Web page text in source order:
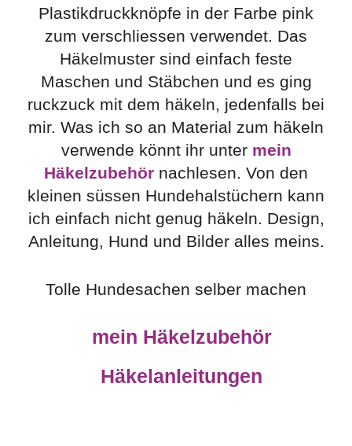
Plastikdruckknöpfe in der Farbe pink
zum verschliessen verwendet. Das
Häkelmuster sind einfach feste
Maschen und Stäbchen und es ging
ruckzuck mit dem häkeln, jedenfalls bei
mir. Was ich so an Material zum häkeln
verwende könnt ihr unter mein
Häkelzubehör nachlesen. Von den
kleinen süssen Hundehalstüchern kann
ich einfach nicht genug häkeln. Design,
Anleitung, Hund und Bilder alles meins.
Tolle Hundesachen selber machen
mein Häkelzubehör
Häkelanleitungen